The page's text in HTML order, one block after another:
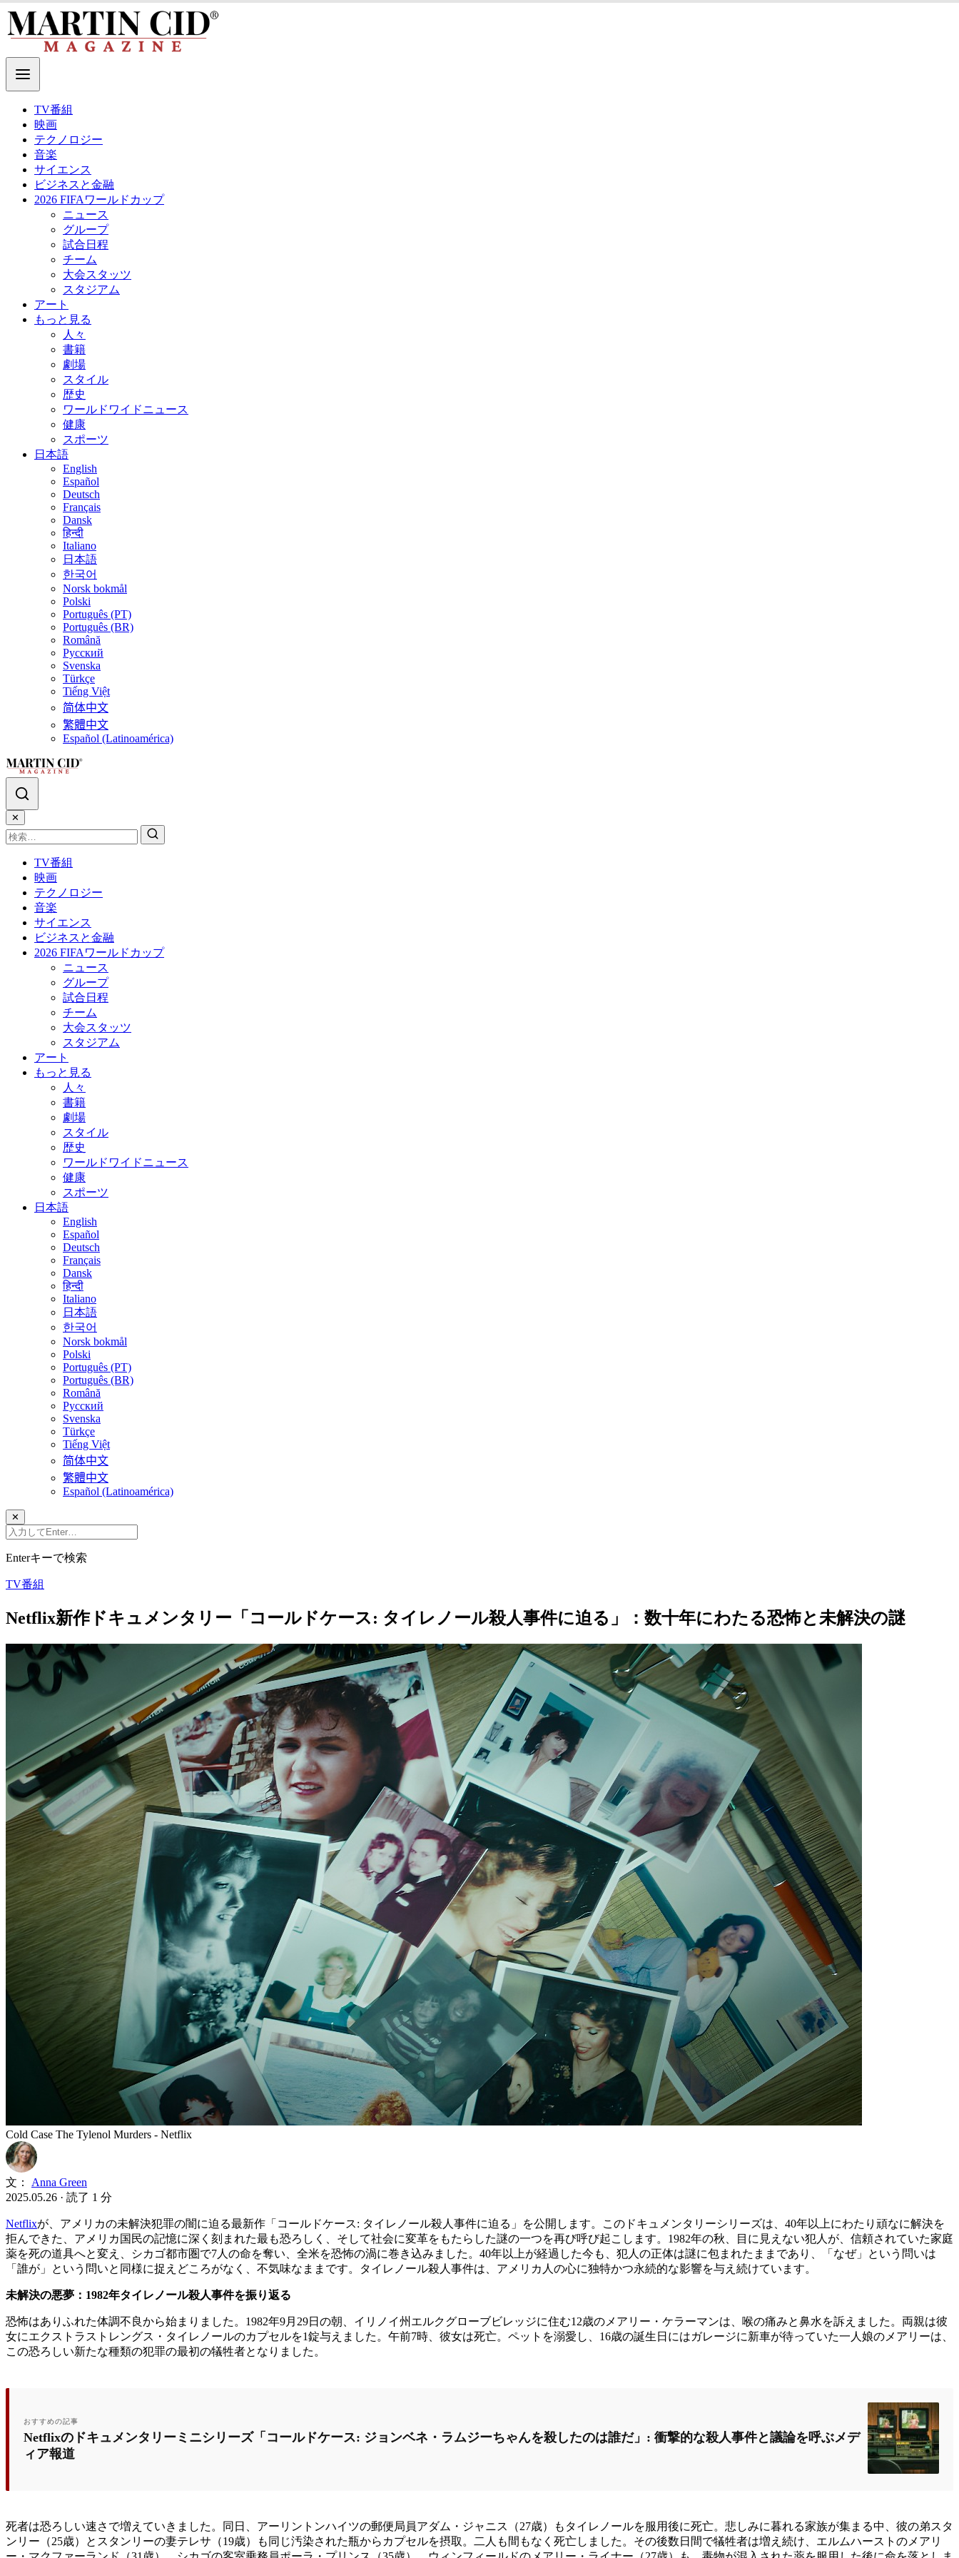
TV番組
映画
テクノロジー
音楽
サイエンス
ビジネスと金融
2026 FIFAワールドカップ
ニュース
グループ
試合日程
チーム
大会スタッツ
スタジアム
アート
もっと見る
人々
書籍
劇場
スタイル
歴史
ワールドワイドニュース
健康
スポーツ
日本語
English
Español
Deutsch
Français
Dansk
हिन्दी
Italiano
日本語
한국어
Norsk bokmål
Polski
Português (PT)
Português (BR)
Română
Русский
Svenska
Türkçe
Tiếng Việt
简体中文
繁體中文
Español (Latinoamérica)
✕
TV番組
映画
テクノロジー
音楽
サイエンス
ビジネスと金融
2026 FIFAワールドカップ
ニュース
グループ
試合日程
チーム
大会スタッツ
スタジアム
アート
もっと見る
人々
書籍
劇場
スタイル
歴史
ワールドワイドニュース
健康
スポーツ
日本語
English
Español
Deutsch
Français
Dansk
हिन्दी
Italiano
日本語
한국어
Norsk bokmål
Polski
Português (PT)
Português (BR)
Română
Русский
Svenska
Türkçe
Tiếng Việt
简体中文
繁體中文
Español (Latinoamérica)
✕
Enterキーで検索
TV番組
Netflix新作ドキュメンタリー「コールドケース: タイレノール殺人事件に迫る」：数十年にわたる恐怖と未解決の謎
Cold Case The Tylenol Murders - Netflix
文：
Anna Green
2025.05.26 · 読了 1 分
Netflixが、アメリカの未解決犯罪の闇に迫る最新作「コールドケース: タイレノール殺人事件に迫る」を公開します。このドキュメンタリーシリーズは、40年以上にわたり頑なに解決を
拒んできた、アメリカ国民の記憶に深く刻まれた最も恐ろしく、そして社会に変革をもたらした謎の一つを再び呼び起こします。1982年の秋、目に見えない犯人が、信頼されていた家庭
薬を死の道具へと変え、シカゴ都市圏で7人の命を奪い、全米を恐怖の渦に巻き込みました。40年以上が経過した今も、犯人の正体は謎に包まれたままであり、「なぜ」という問いは
「誰が」という問いと同様に捉えどころがなく、不気味なままです。タイレノール殺人事件は、アメリカ人の心に独特かつ永続的な影響を与え続けています。
未解決の悪夢：1982年タイレノール殺人事件を振り返る
恐怖はありふれた体調不良から始まりました。1982年9月29日の朝、イリノイ州エルクグローブビレッジに住む12歳のメアリー・ケラーマンは、喉の痛みと鼻水を訴えました。両親は彼
女にエクストラストレングス・タイレノールのカプセルを1錠与えました。午前7時、彼女は死亡。ペットを溺愛し、16歳の誕生日にはガレージに新車が待っていた一人娘のメアリーは、
この恐ろしい新たな種類の犯罪の最初の犠牲者となりました。
おすすめの記事
Netflixのドキュメンタリーミニシリーズ「コールドケース: ジョンベネ・ラムジーちゃんを殺したのは誰だ」: 衝撃的な殺人事件と議論を呼ぶメデ
ィア報道
死者は恐ろしい速さで増えていきました。同日、アーリントンハイツの郵便局員アダム・ジャニス（27歳）もタイレノールを服用後に死亡。悲しみに暮れる家族が集まる中、彼の弟スタ
ンリー（25歳）とスタンリーの妻テレサ（19歳）も同じ汚染された瓶からカプセルを摂取。二人も間もなく死亡しました。その後数日間で犠牲者は増え続け、エルムハーストのメアリ